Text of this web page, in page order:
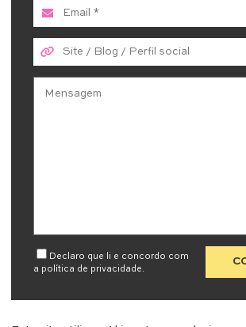
Declaro que li e concordo com
a política de privacidade.